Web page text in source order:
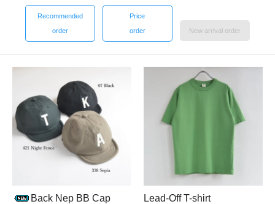
Recommended
order
Price
order
New arrival order
Back Nep BB Cap
Lead-Off T-shirt